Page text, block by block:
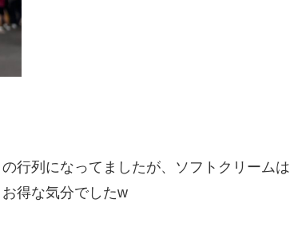
行列になってましたが、ソフトクリームは
得な気分でしたw